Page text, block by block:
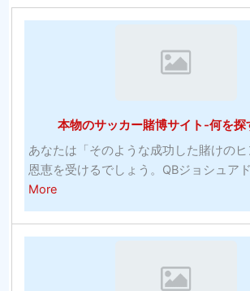
本物のサッカー賭博サイト-何を探
あなたは「そのような成功した賭けの
恩恵を受けるでしょう。QBジョシュア
Moreabout
本
物